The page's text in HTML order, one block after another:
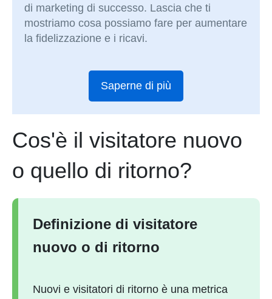
di marketing di successo. Lascia che ti
mostriamo cosa possiamo fare per aumentare
la fidelizzazione e i ricavi.
Saperne di più
Cos'è il visitatore nuovo
o quello di ritorno?
Definizione di visitatore
nuovo o di ritorno
Nuovi e visitatori di ritorno è una metrica